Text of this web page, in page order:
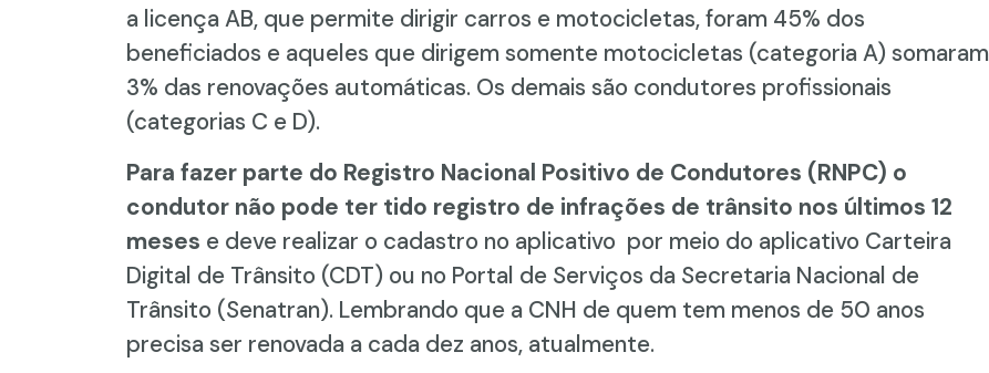
a licença AB, que permite dirigir carros e motocicletas, foram 45% dos
beneficiados e aqueles que dirigem somente motocicletas (categoria A) somaram
3% das renovações automáticas. Os demais são condutores profissionais
(categorias C e D).
Para fazer parte do Registro Nacional Positivo de Condutores (RNPC) o
condutor não pode ter tido registro de infrações de trânsito nos últimos 12
meses e deve realizar o cadastro no aplicativo por meio do aplicativo Carteira
Digital de Trânsito (CDT) ou no Portal de Serviços da Secretaria Nacional de
Trânsito (Senatran). Lembrando que a CNH de quem tem menos de 50 anos
precisa ser renovada a cada dez anos, atualmente.